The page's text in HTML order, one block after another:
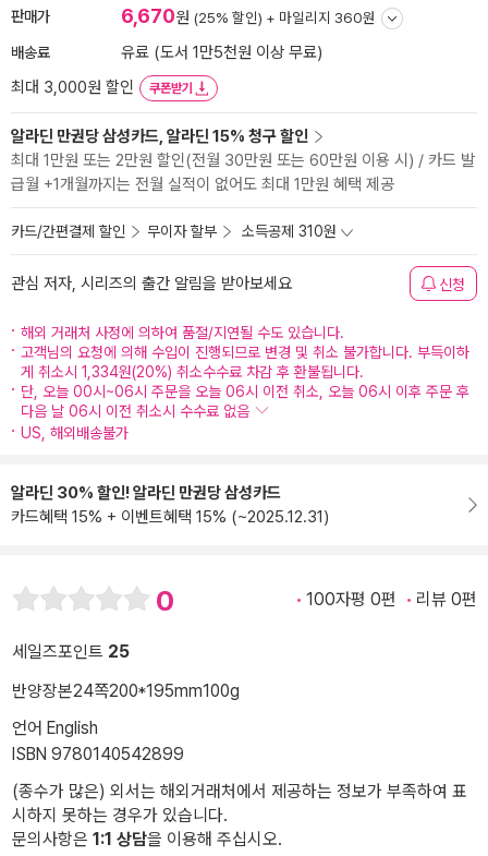
판매가 6,670원 (25% 할인) + 마일리지 360원
배송료
유료 (도서 1만5천원 이상 무료)
최대 3,000원 할인
쿠폰받기
알라딘 만권당 삼성카드, 알라딘 15% 청구 할인
최대 1만원 또는 2만원 할인(전월 30만원 또는 60만원 이용 시) / 카드 발
급월 +1개월까지는 전월 실적이 없어도 최대 1만원 혜택 제공
카드/간편결제 할인 무이자 할부 소득공제 310원
관심 저자, 시리즈의 출간 알림을 받아보세요 신청
해외 거래처 사정에 의하여 품절/지연될 수도 있습니다.
고객님의 요청에 의해 수입이 진행되므로 변경 및 취소 불가합니다. 부득이하
게 취소시 1,334원(20%) 취소수수료 차감 후 환불됩니다.
단, 오늘 00시~06시 주문을 오늘 06시 이전 취소, 오늘 06시 이후 주문 후
다음 날 06시 이전 취소시 수수료 없음
US, 해외배송불가
알라딘 30% 할인! 알라딘 만권당 삼성카드
카드혜택 15% + 이벤트혜택 15% (~2025.12.31)
0 100자평 0편 리뷰 0편
세일즈포인트 25
반양장본24쪽200*195mm100g
언어 English
ISBN 9780140542899
(종수가 많은) 외서는 해외거래처에서 제공하는 정보가 부족하여 표
시하지 못하는 경우가 있습니다.
문의사항은 1:1 상담을 이용해 주십시오.